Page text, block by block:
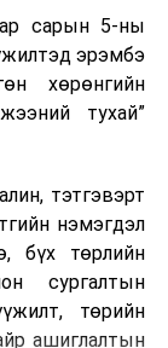
гадаадын
Тухайлбал,
80 гаруй
тус улсын
болзошгүйг
сарын 5-ны
эрэмбэ
хөрөнгийн
тухай”
тэтгэвэрт
нэмэгдэл
бүх төрлийн
сургалтын
төрийн
ашиглалтын